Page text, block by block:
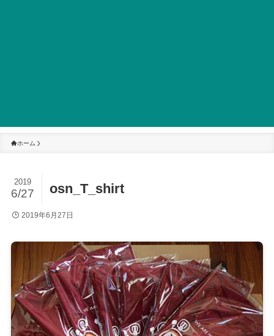
ホーム
osn_T_shirt
2019
6/27
2019年6月27日